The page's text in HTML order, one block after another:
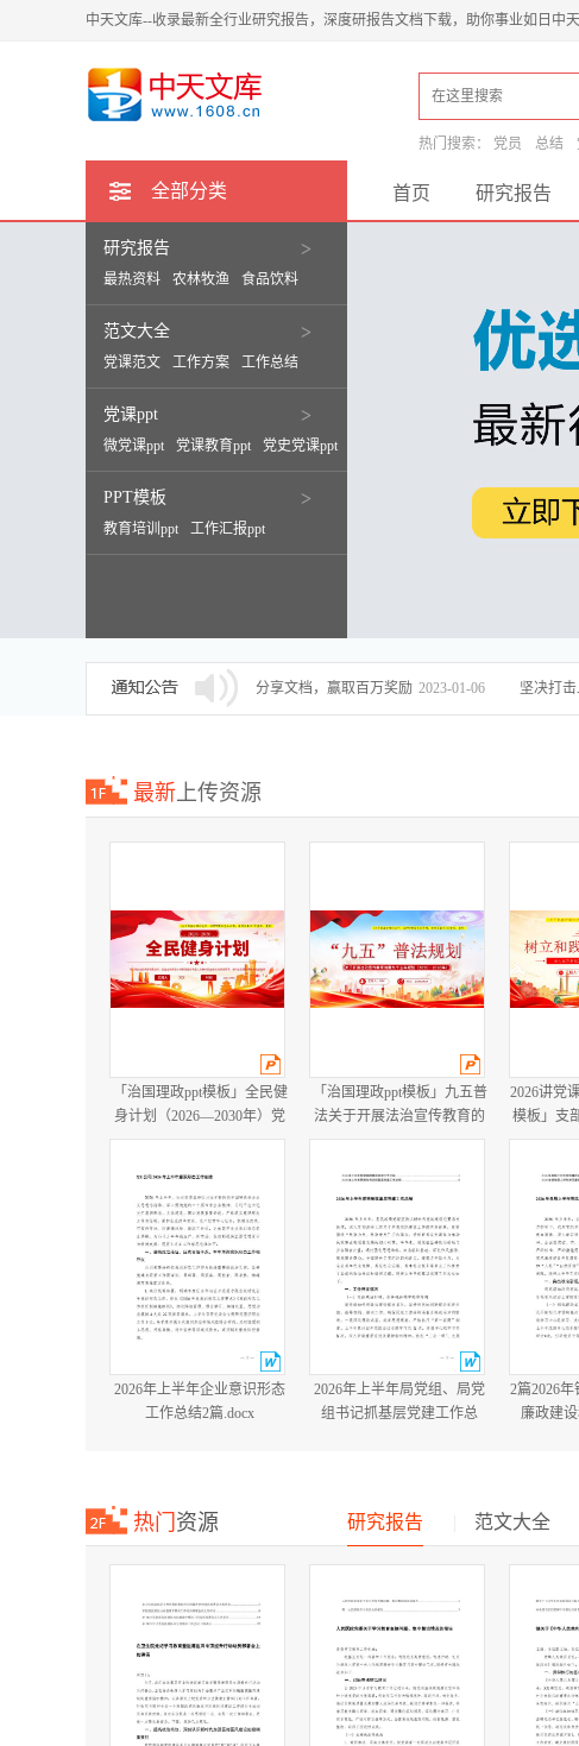
中天文库--收录最新全行业研究报告，深度研报告文档下载，助你事业如日中天
热门搜索： 党员 总结
全部分类
研究报告 >
最热资料 农林牧渔 食品饮料
范文大全 >
党课范文 工作方案 工作总结
党课ppt >
微党课ppt 党课教育ppt 党史党课ppt
PPT模板 >
教育培训ppt
工作汇报ppt
述职报告ppt
首页 研究报告
分享文档，赢取百万奖励 2023-01-06 坚决打
最新上传资源
「治国理政ppt模板」全民健
身计划（2026—2030年）党
课ppt模板「带完整内
「治国理政ppt模板」九五普
法关于开展法治宣传教育的
第九个五年规划（2026－
2026讲党
模板」支
板「带
2026年上半年企业意识形态
工作总结2篇.docx
2026年上半年局党组、局党
组书记抓基层党建工作总
2篇2026
廉政建
热门 资源 研究报告 范文大全